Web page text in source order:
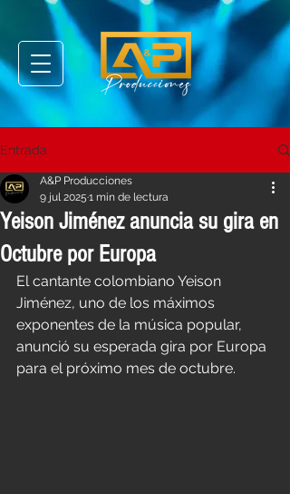
Entrada
Yeison Jiménez anuncia su gira en
Octubre por Europa
A&P Producciones
9 jul 2025 1 min de lectura
El cantante colombiano Yeison
Jiménez, uno de los máximos
exponentes de la música popular,
anunció su esperada gira por Europa
para el próximo mes de octubre.